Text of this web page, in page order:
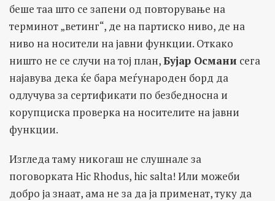
беше таа што се запени од повторување на
терминот „ветинг“, де на партиско ниво, де на
ниво на носители на јавни функции. Откако
ништо не се случи на тој план,Бујар Османи сега
најавува дека ќе бара меѓународен борд да
одлучува за сертификати по безбедносна и
корупциска проверка на носителите на јавни
функции.
Изгледа таму никогаш не слушнале за
поговорката Hic Rhodus, hic salta! Или можеби
добро ја знаат, ама не за да ја применат, туку да